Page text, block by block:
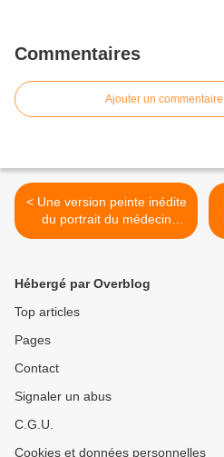
Commentaires
Ajouter un commentaire
< Une version peinte inédite
du portrait du médecin
Fagon par Rigaud
Hébergé par Overblog
Top articles
Pages
Contact
Signaler un abus
C.G.U.
Cookies et données personnelles